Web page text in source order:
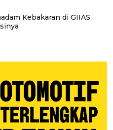
Kebakaran di GIIAS